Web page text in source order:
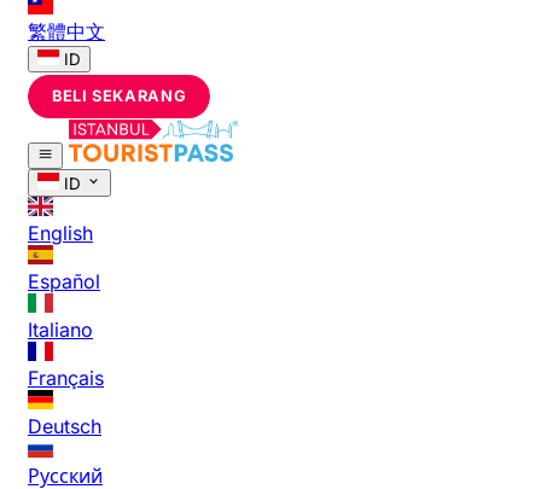
繁體中文
ID
BELI SEKARANG
ID
English
Español
Italiano
Français
Deutsch
Русский